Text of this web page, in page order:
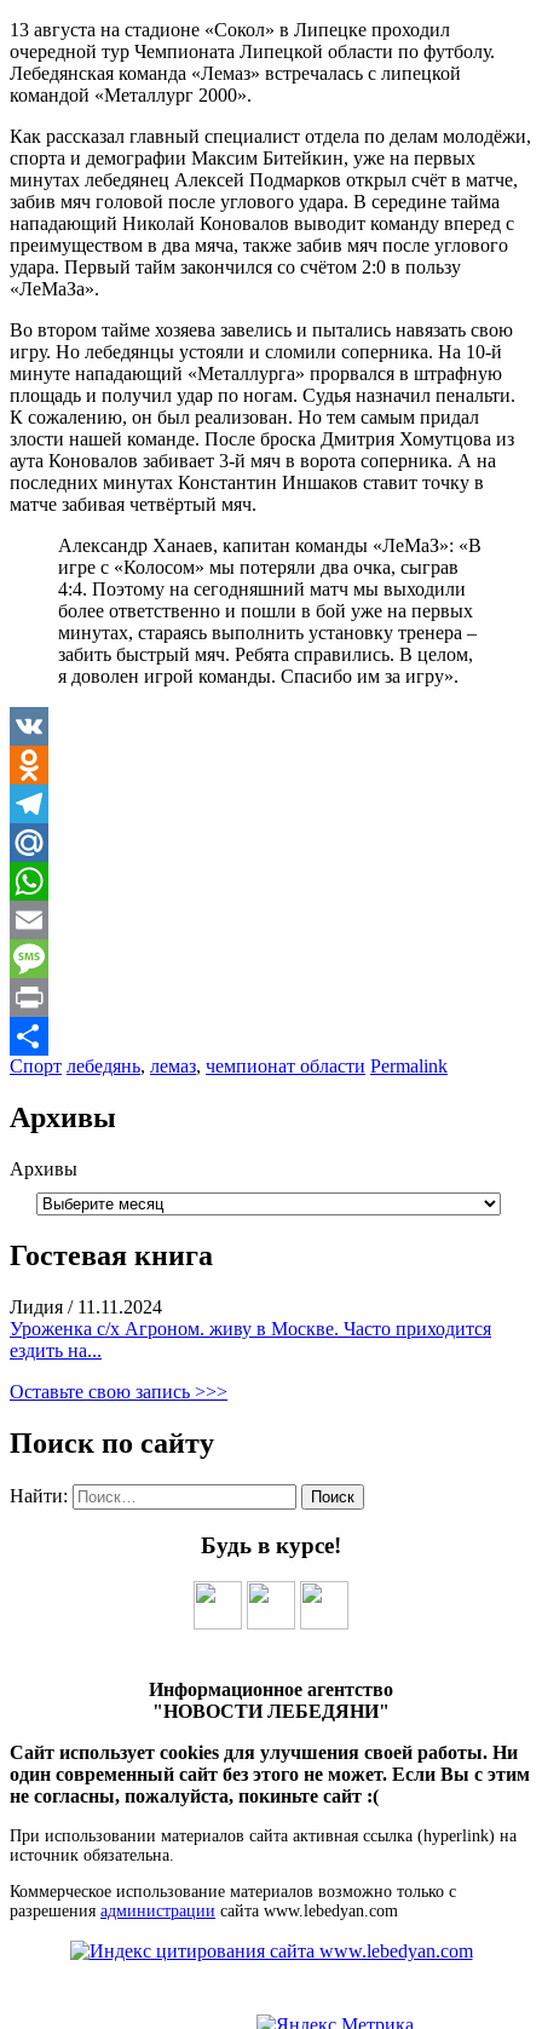
Отправить
13 августа на стадионе «Сокол» в Липецке проходил
очередной тур Чемпионата Липецкой области по футболу.
Лебедянская команда «Лемаз» встречалась с липецкой
командой «Металлург 2000».
Как рассказал главный специалист отдела по делам молодёжи,
спорта и демографии Максим Битейкин, уже на первых
минутах лебедянец Алексей Подмарков открыл счёт в матче,
забив мяч головой после углового удара. В середине тайма
нападающий Николай Коновалов выводит команду вперед с
преимуществом в два мяча, также забив мяч после углового
удара. Первый тайм закончился со счётом 2:0 в пользу
«ЛеМаЗа».
Во втором тайме хозяева завелись и пытались навязать свою
игру. Но лебедянцы устояли и сломили соперника. На 10-й
минуте нападающий «Металлурга» прорвался в штрафную
площадь и получил удар по ногам. Судья назначил пенальти.
К сожалению, он был реализован. Но тем самым придал
злости нашей команде. После броска Дмитрия Хомутцова из
аута Коновалов забивает 3-й мяч в ворота соперника. А на
последних минутах Константин Иншаков ставит точку в
матче забивая четвёртый мяч.
Александр Ханаев, капитан команды «ЛеМаЗ»: «В
игре с «Колосом» мы потеряли два очка, сыграв
4:4. Поэтому на сегодняшний матч мы выходили
более ответственно и пошли в бой уже на первых
минутах, стараясь выполнить установку тренера –
забить быстрый мяч. Ребята справились. В целом,
я доволен игрой команды. Спасибо им за игру».
VK
Odnoklassniki
Telegram
Mail.Ru
WhatsApp
Email
Message
Print
Отправить
Спорт лебедянь, лемаз, чемпионат области Permalink
Архивы
Архивы
Гостевая книга
Лидия / 11.11.2024
Уроженка с/х Агроном. живу в Москве. Часто приходится
ездить на...
Оставьте свою запись >>>
Поиск по сайту
Найти:
Будь в курсе!
Информационное агентство
"НОВОСТИ ЛЕБЕДЯНИ"
Сайт использует cookies для улучшения своей работы. Ни
один современный сайт без этого не может. Если Вы с этим
не согласны, пожалуйста, покиньте сайт :(
При использовании материалов сайта активная ссылка (hyperlink) на
источник обязательна.
Коммерческое использование материалов возможно только с
разрешения администрации сайта www.lebedyan.com